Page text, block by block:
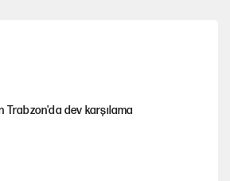
Trabzon'da dev karşılama